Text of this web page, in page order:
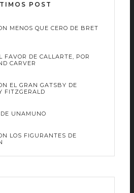
POST
MENOS QUE CERO DE BRET
FAVOR DE CALLARTE, POR
CARVER
EL GRAN GATSBY DE
FITZGERALD
UNAMUNO
LOS FIGURANTES DE